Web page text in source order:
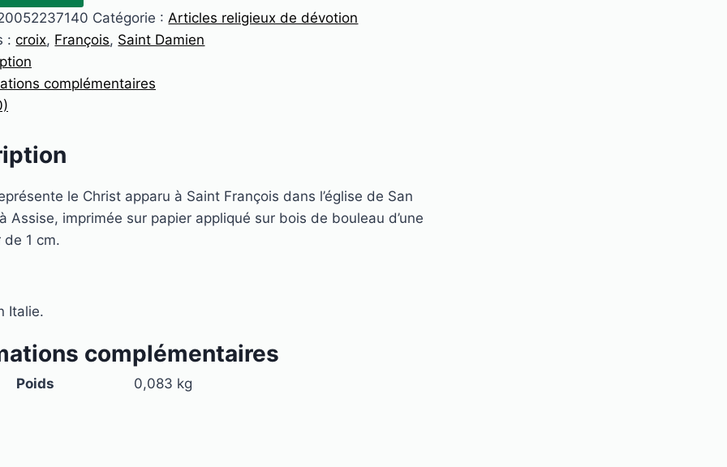
Catégorie :Articles religieux de dévotion
:croix, François, Saint Damien
complémentaires
le Christ apparu à Saint François dans l’église de San
Assise, imprimée sur papier appliqué sur bois de bouleau d’une
de 1 cm.
Italie.
complémentaires
Poids 0,083 kg